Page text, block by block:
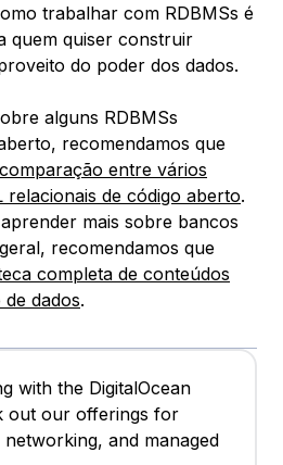
trabalhar com RDBMSs é
quem quiser construir
do poder dos dados.
alguns RDBMSs
recomendamos que
entre vários
relacionais de código aberto.
mais sobre bancos
recomendamos que
completa de conteúdos
dados.
with the DigitalOcean
out our offerings for
and managed